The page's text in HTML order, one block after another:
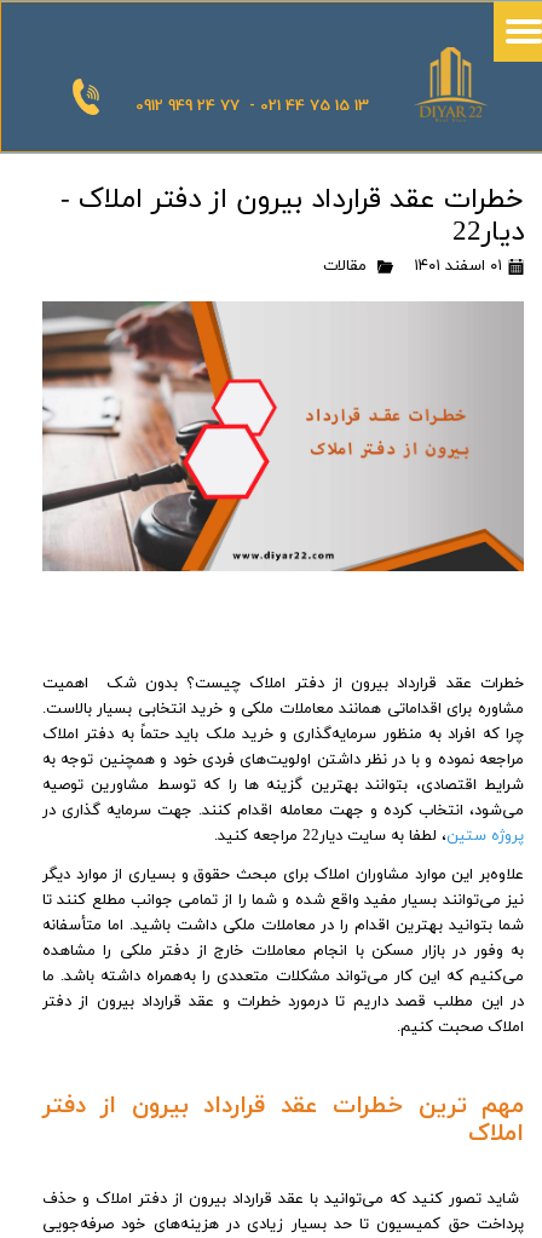
0912 949 24 77 - 021 44 75 15 13
خطرات عقد قرارداد بیرون از دفتر املاک -
دیار22
۰۱ اسفند ۱۴۰۱ مقالات
خطرات عقد قرارداد بیرون از دفتر املاک چیست؟ بدون شک اهمیت
مشاوره برای اقداماتی همانند معاملات ملکی و خرید انتخابی بسیار بالاست.
چرا که افراد به ‌منظور سرمایه‌گذاری و خرید ملک باید حتماً به دفتر املاک
مراجعه نموده و با در نظر داشتن اولویت‌های فردی خود و همچنین توجه به
شرایط اقتصادی، بتوانند بهترین گزینه ها را که توسط مشاورین توصیه
می‌شود، انتخاب کرده و جهت معامله اقدام کنند. جهت سرمایه گذاری در
پروژه ستین، لطفا به سایت دیار22 مراجعه کنید.
علاوه‌بر این موارد مشاوران املاک برای مبحث حقوق و بسیاری از موارد دیگر
نیز می‌توانند بسیار مفید واقع شده و شما را از تمامی جوانب مطلع کنند تا
شما بتوانید بهترین اقدام را در معاملات ملکی داشت باشید. اما متأسفانه
به ‌وفور در بازار مسکن با انجام معاملات خارج از دفتر ملکی را مشاهده
می‌کنیم که این کار می‌تواند مشکلات متعددی را به‌همراه داشته باشد. ما
در این مطلب قصد داریم تا درمورد خطرات و عقد قرارداد بیرون از دفتر
املاک صحبت کنیم.
مهم ترین خطرات عقد قرارداد بیرون از دفتر
املاک
شاید تصور کنید که می‌توانید با عقد قرارداد بیرون از دفتر املاک و حذف
پرداخت حق کمیسیون تا حد بسیار زیادی در هزینه‌های خود صرفه‌جویی